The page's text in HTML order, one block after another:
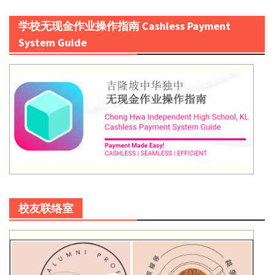
学校无现金作业操作指南 Cashless Payment
System Guide
校友联络室